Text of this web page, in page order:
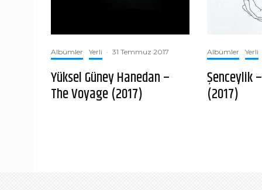
Albümler Yerli · 31 Temmuz 2017
Yüksel Güney Hanedan –
The Voyage (2017)
Albümler Yerli
Şenceylik
(2017)